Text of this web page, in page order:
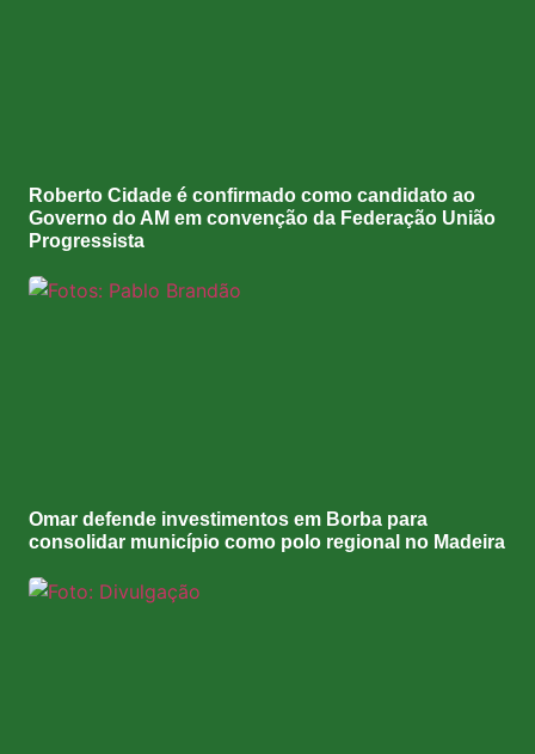
Roberto Cidade é confirmado como candidato ao
Governo do AM em convenção da Federação União
Progressista
Omar defende investimentos em Borba para
consolidar município como polo regional no Madeira